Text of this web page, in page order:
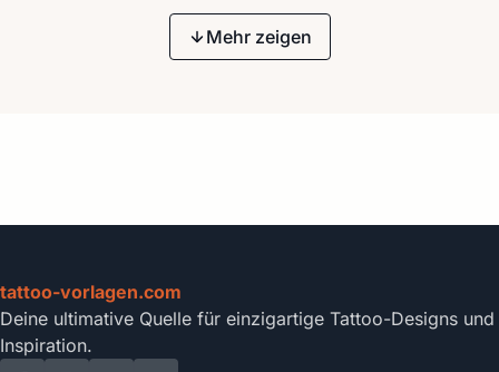
Mehr zeigen
tattoo-vorlagen.com
Deine ultimative Quelle für einzigartige Tattoo-Designs und
Inspiration.